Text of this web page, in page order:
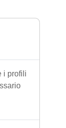
i profili